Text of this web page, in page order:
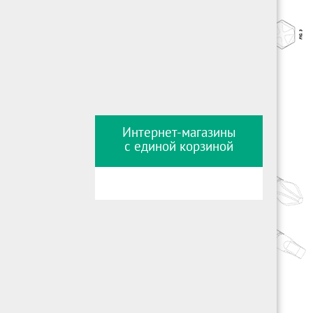
Интернет-магазины
с единой корзиной